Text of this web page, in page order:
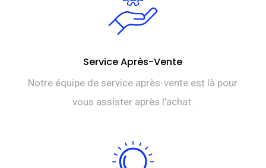
Service Après-Vente
Notre équipe de service après-vente est là pour
vous assister après l’achat.